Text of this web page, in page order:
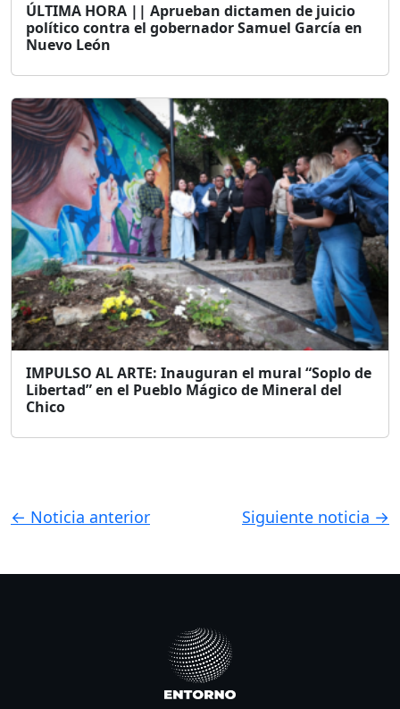
ÚLTIMA HORA || Aprueban dictamen de juicio
político contra el gobernador Samuel García en
Nuevo León
IMPULSO AL ARTE: Inauguran el mural “Soplo de
Libertad” en el Pueblo Mágico de Mineral del
Chico
← Noticia anterior Siguiente noticia →